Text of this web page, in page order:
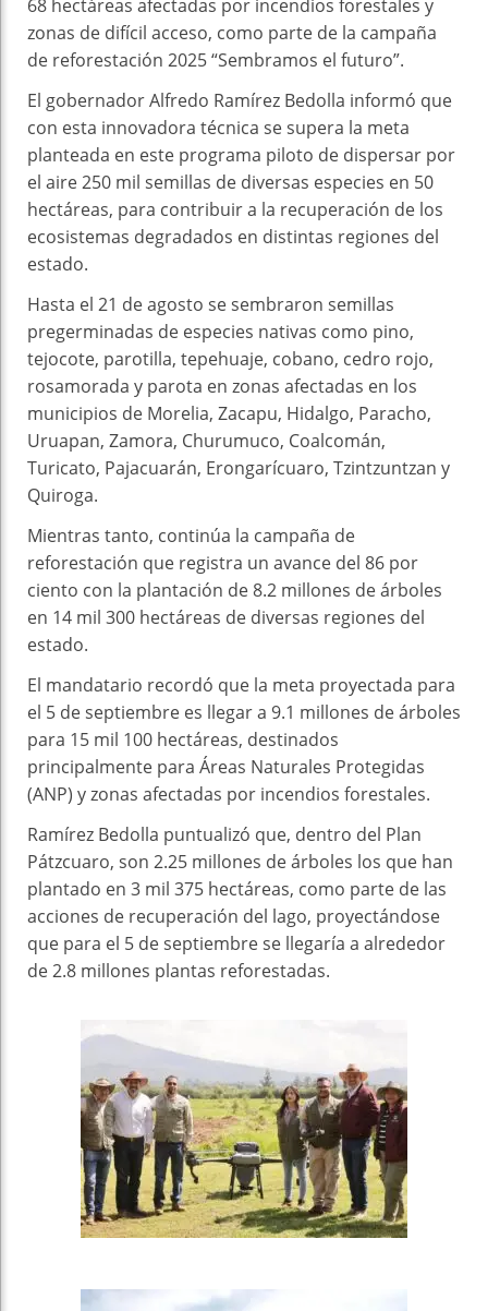
68 hectáreas afectadas por incendios forestales y
zonas de difícil acceso, como parte de la campaña
de reforestación 2025 “Sembramos el futuro”.
El gobernador Alfredo Ramírez Bedolla informó que
con esta innovadora técnica se supera la meta
planteada en este programa piloto de dispersar por
el aire 250 mil semillas de diversas especies en 50
hectáreas, para contribuir a la recuperación de los
ecosistemas degradados en distintas regiones del
estado.
Hasta el 21 de agosto se sembraron semillas
pregerminadas de especies nativas como pino,
tejocote, parotilla, tepehuaje, cobano, cedro rojo,
rosamorada y parota en zonas afectadas en los
municipios de Morelia, Zacapu, Hidalgo, Paracho,
Uruapan, Zamora, Churumuco, Coalcomán,
Turicato, Pajacuarán, Erongarícuaro, Tzintzuntzan y
Quiroga.
Mientras tanto, continúa la campaña de
reforestación que registra un avance del 86 por
ciento con la plantación de 8.2 millones de árboles
en 14 mil 300 hectáreas de diversas regiones del
estado.
El mandatario recordó que la meta proyectada para
el 5 de septiembre es llegar a 9.1 millones de árboles
para 15 mil 100 hectáreas, destinados
principalmente para Áreas Naturales Protegidas
(ANP) y zonas afectadas por incendios forestales.
Ramírez Bedolla puntualizó que, dentro del Plan
Pátzcuaro, son 2.25 millones de árboles los que han
plantado en 3 mil 375 hectáreas, como parte de las
acciones de recuperación del lago, proyectándose
que para el 5 de septiembre se llegaría a alrededor
de 2.8 millones plantas reforestadas.